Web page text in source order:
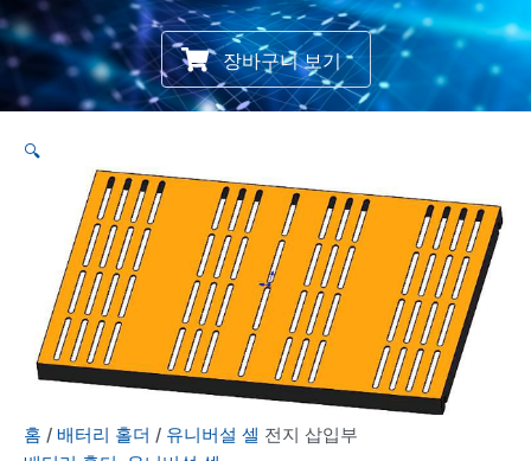
장바구니 보기
🔍
홈 / 배터리 홀더 / 유니버설 셀 전지 삽입부